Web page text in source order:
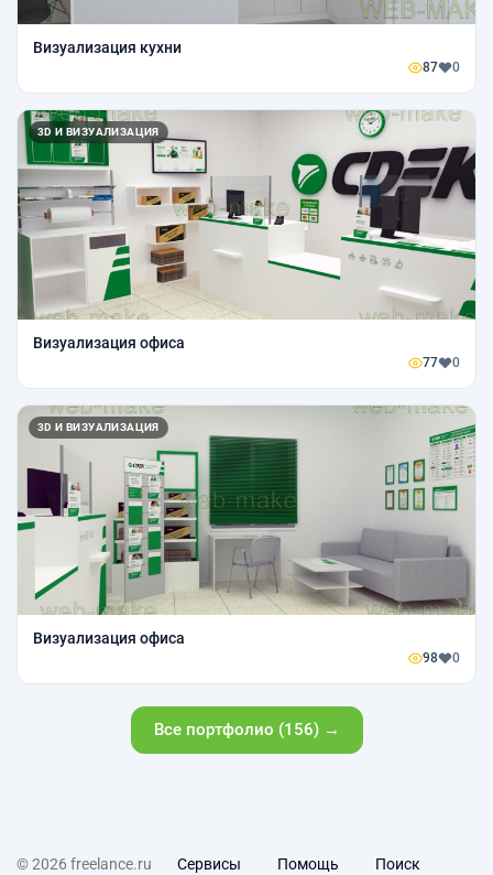
Визуализация кухни
87 0
3D И ВИЗУАЛИЗАЦИЯ
Визуализация офиса
77 0
3D И ВИЗУАЛИЗАЦИЯ
Визуализация офиса
98 0
Все портфолио (156) →
© 2026 freelance.ru Сервисы Помощь Поиск